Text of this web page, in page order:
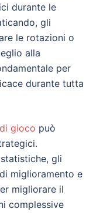
durante le
gli
le rotazioni o
alla
per
durante tutta
di gioco può
gli
miglioramento e
migliorare il
complessive